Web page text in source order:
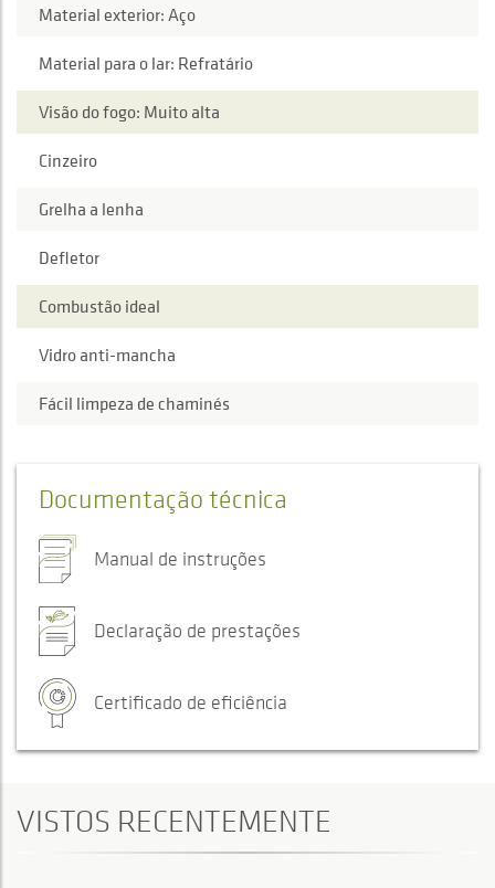
Material exterior: Aço
Material para o lar: Refratário
Visão do fogo: Muito alta
Cinzeiro
Grelha a lenha
Defletor
Combustão ideal
Vidro anti-mancha
Fácil limpeza de chaminés
Documentação técnica
Manual de instruções
Declaração de prestações
Certificado de eficiência
VISTOS RECENTEMENTE